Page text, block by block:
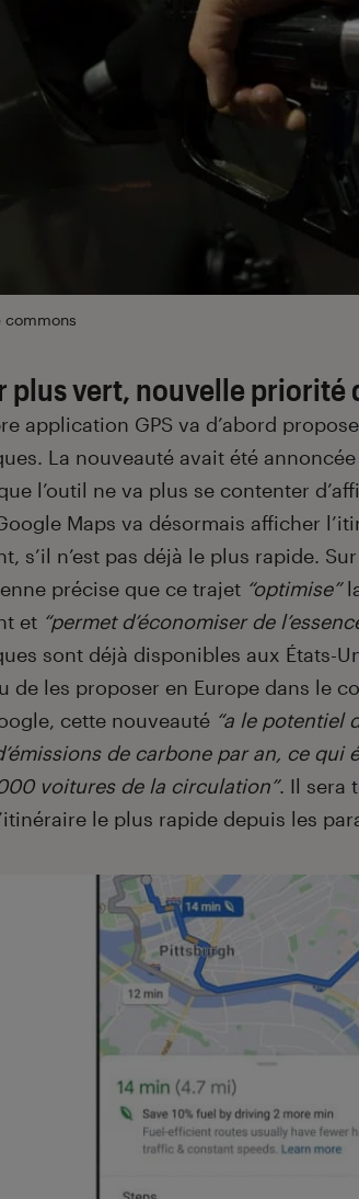
plus vert, nouvelle priorité
application GPS va d’abord
La nouveauté avait été
l’outil ne va plus se contenter
Maps va désormais afficher
s’il n’est pas déjà le plus rapide.
précise que ce trajet “optimise”
et “permet d’économiser de
sont déjà disponibles aux États-
de les proposer en Europe dans le
cette nouveauté “a le potentiel
de carbone par an, ce qui
voitures de la circulation”. Il sera
le plus rapide depuis les